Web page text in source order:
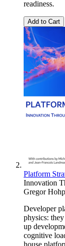
readiness.
Add to Cart
Platform
Innovation
Gregor
Developer
physics:
up
cognitive